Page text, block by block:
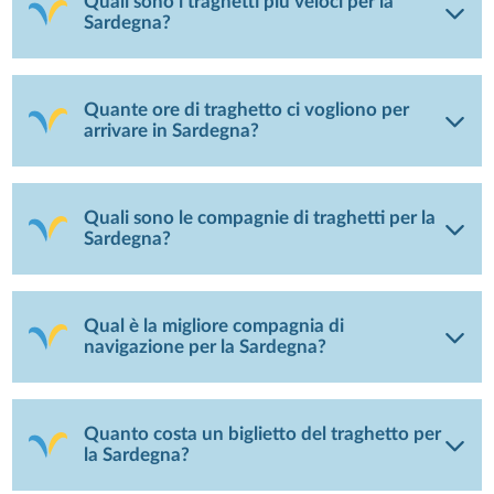
Sardegna?
Quante ore di traghetto ci vogliono per
arrivare in Sardegna?
Quali sono le compagnie di traghetti per la
Sardegna?
Qual è la migliore compagnia di
navigazione per la Sardegna?
Quanto costa un biglietto del traghetto per
la Sardegna?